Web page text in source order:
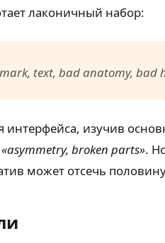
лаконичный набор:
text, bad anatomy,
изучив
«asymmetry, broken parts».
может отсечь